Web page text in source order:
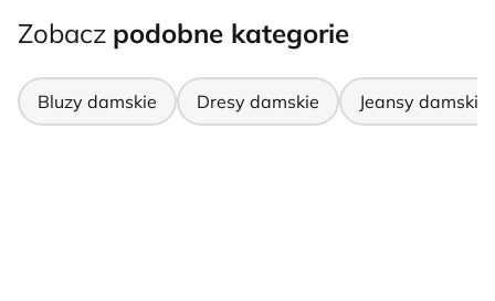
Zobacz podobne kategorie
Bluzy damskie Dresy damskie Jeansy damskie